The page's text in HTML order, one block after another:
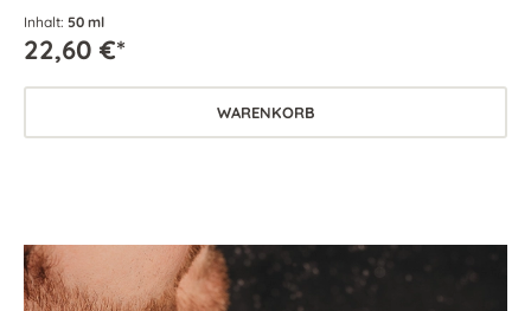
Inhalt: 50 ml
22,60 €*
WARENKORB